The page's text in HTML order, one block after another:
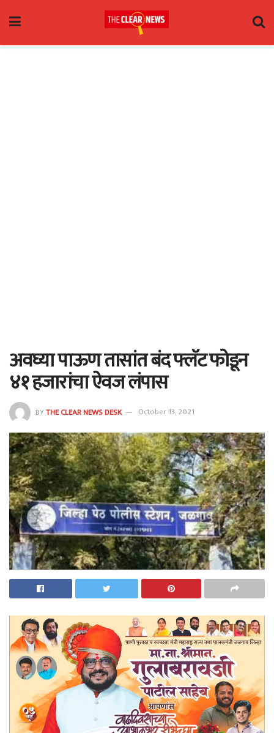
अवघ्या पाऊण तासांत बंद फ्लॅट फोडून
४१ हजारांचा ऐवज लंपास
BYTHE CLEAR NEWS DESK October 13, 2021